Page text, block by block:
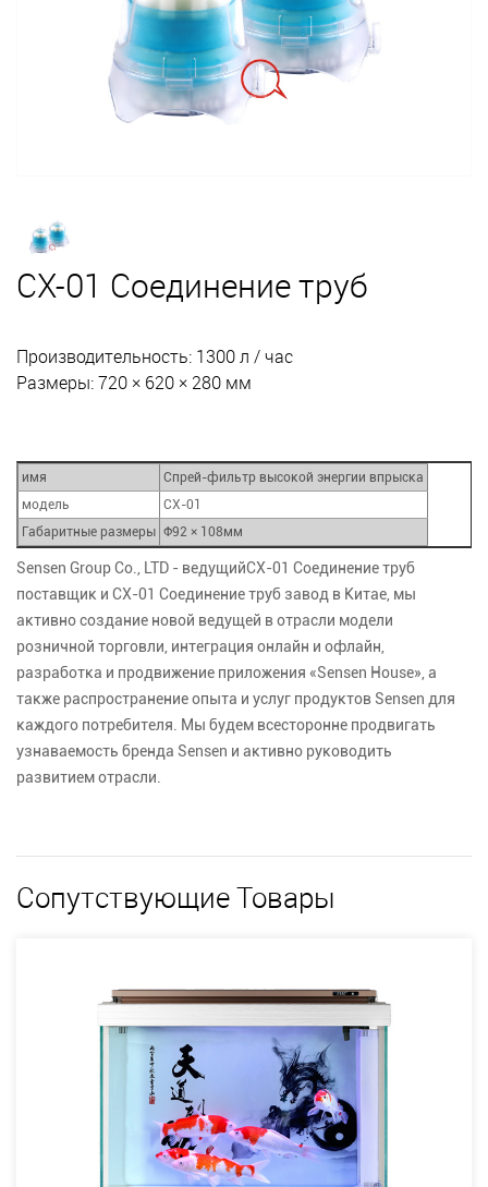
CX-01 Соединение труб
Производительность: 1300 л / час
Размеры: 720 × 620 × 280 мм
имя
Спрей-фильтр высокой энергии впрыска
модель
CX-01
Габаритные размеры Φ92 × 108мм
Sensen Group Co., LTD - ведущийCX-01 Соединение труб
поставщик и CX-01 Соединение труб завод в Китае, мы
активно создание новой ведущей в отрасли модели
розничной торговли, интеграция онлайн и офлайн,
разработка и продвижение приложения «Sensen House», а
также распространение опыта и услуг продуктов Sensen для
каждого потребителя. Мы будем всесторонне продвигать
узнаваемость бренда Sensen и активно руководить
развитием отрасли.
Сопутствующие Товары